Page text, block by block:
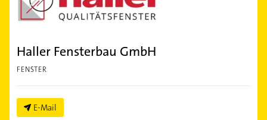
Haller Fensterbau GmbH
FENSTER
E-Mail